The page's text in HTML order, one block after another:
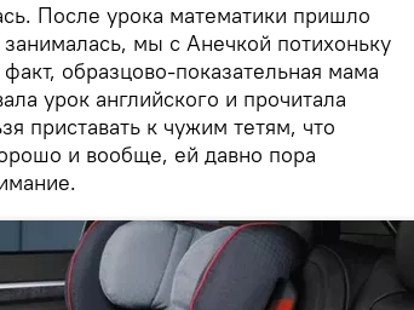
После урока математики пришло
мы с Анечкой потихоньку
образцово-показательная мама
урок английского и прочитала
приставать к чужим тетям, что
и вообще, ей давно пора